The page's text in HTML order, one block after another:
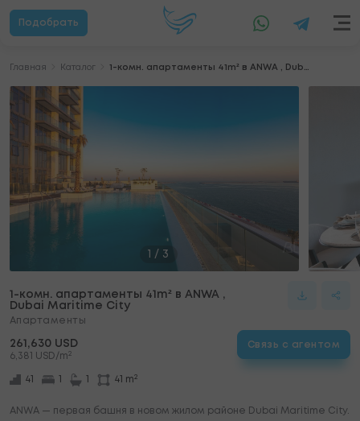
Подобрать
Главная Каталог 1-комн. апартаменты 41m² в ANWA , Dubai Maritime City
/ 3
1-комн. апартаменты 41m² в ANWA ,
Dubai Maritime City
Апартаменты
261,630 USD
6,381 USD/m2
41 41 m2
Связь с агентом
ANWA — первая башня в новом жилом районе Dubai Maritime City.